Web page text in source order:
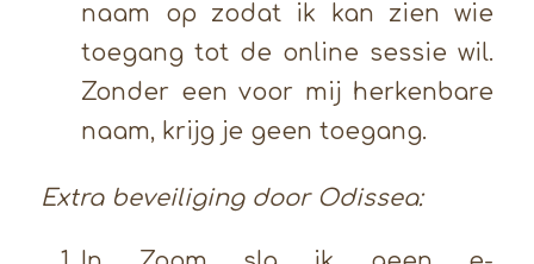
naam op zodat ik kan zien wie
toegang tot de online sessie wil.
Zonder een voor mij herkenbare
naam, krijg je geen toegang.
Extra beveiliging door Odissea: